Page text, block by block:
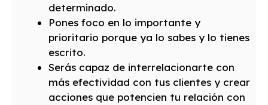
determinado.
Pones foco en lo importante y
prioritario porque ya lo sabes y lo tienes
escrito.
Serás capaz de interrelacionarte con
más efectividad con tus clientes y crear
acciones que potencien tu relación con